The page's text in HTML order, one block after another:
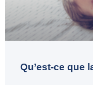
Qu’est-ce que